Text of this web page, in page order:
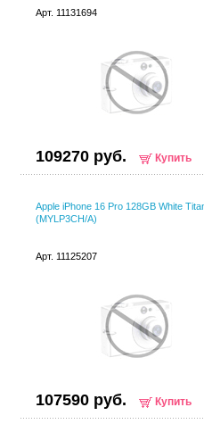
Арт. 11131694
109270 руб. Купить
Apple iPhone 16 Pro 128GB White
(MYLP3CH/A)
Арт. 11125207
107590 руб. Купить